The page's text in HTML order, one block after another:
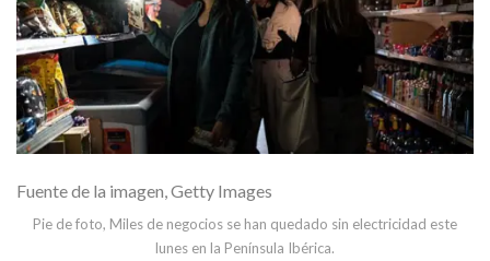
Fuente de la imagen, Getty Images
Pie de foto, Miles de negocios se han quedado sin electricidad este
lunes en la Península Ibérica.